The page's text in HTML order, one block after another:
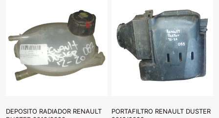
DEPOSITO RADIADOR RENAULT
PORTAFILTRO RENAULT DUSTER